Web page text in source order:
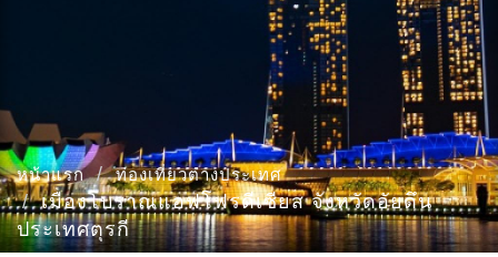
หน้าแรก ท่องเที่ยวต่างประเทศ
เมืองโบราณแอฟโฟรดีเซียส จังหวัดอัยดึน
ประเทศตุรกี